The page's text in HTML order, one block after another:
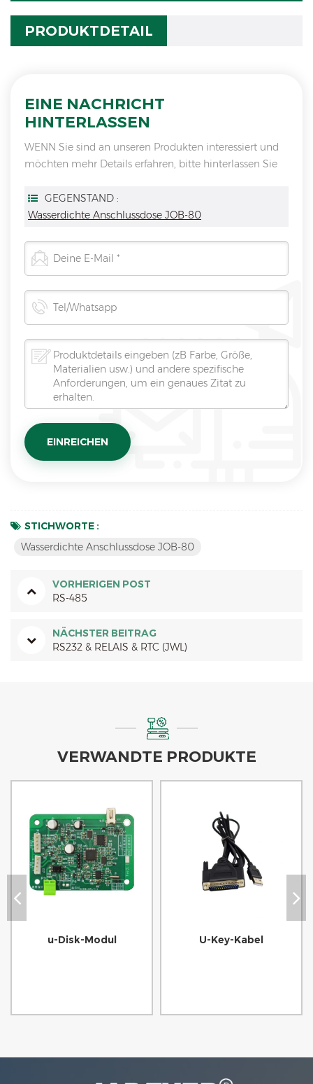
PRODUKTDETAIL
EINE NACHRICHT
HINTERLASSEN
WENN Sie sind an unseren Produkten interessiert und
möchten mehr Details erfahren, bitte hinterlassen Sie
wir. GEGENSTAND :
Wasserdichte Anschlussdose JOB-80
STICHWORTE :
Wasserdichte Anschlussdose JOB-80
VORHERIGEN POST
RS-485
NÄCHSTER BEITRAG
RS232 & RELAIS & RTC (JWL)
VERWANDTE PRODUKTE
u-Disk-Modul U-Key-Kabel